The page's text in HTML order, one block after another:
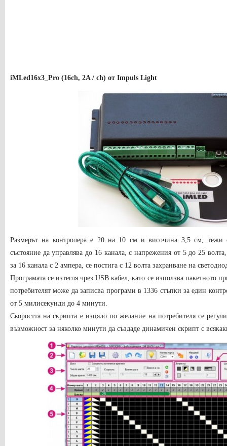
iMLed16x3_Pro (16ch, 2A / ch) от Impuls Light
Размерът на контролера е 20 на 10 см и височина 3,5 см, тежи
състояние да управлява до 16 канала, с напрежения от 5 до 25
за 16 канала с 2 ампера, се постига с 12 волта захранване на
Програмата се изтегля чрез USB кабел, като се използва пакетното
потребителят може да записва програми в 1336 стъпки за един
от 5 милисекунди до 4 минути.
Скоростта на скрипта е изцяло по желание на потребителя се
възможност за няколко минути да създаде динамичен скрипт с